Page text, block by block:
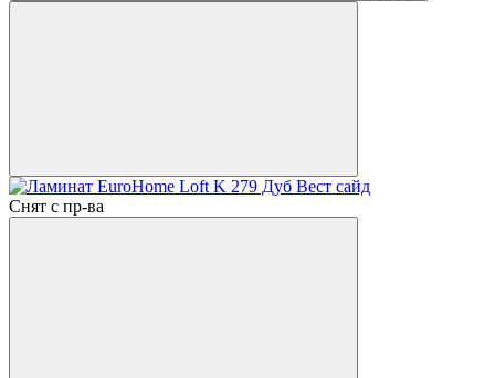
Снят с пр-ва